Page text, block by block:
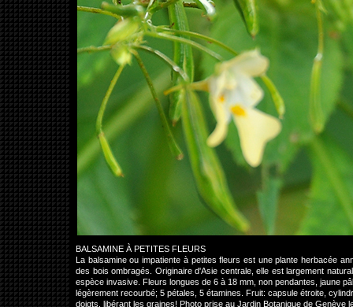
BALSAMINE À PETITES FLEURS
La balsamine ou impatiente à petites fleurs est une plante herbacée
des bois ombragés. Originaire d'Asie centrale, elle est largement
espèce invasive. Fleurs longues de 6 à 18 mm, non pendantes, jaune
légèrement recourbé; 5 pétales, 5 étamines. Fruit: capsule étroite,
doigts, libérant les graines! Photo prise au Jardin Botanique de Genève